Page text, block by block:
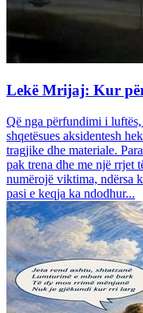
Lekë Mrijaj: Kur
Që nga përfundimi i
shqetësues aksidentesh
tragjike dhe materiale.
pak trena dhe me një rrjet
numërojë viktima, ndërsa
pasi e keqja ka ndodhur...